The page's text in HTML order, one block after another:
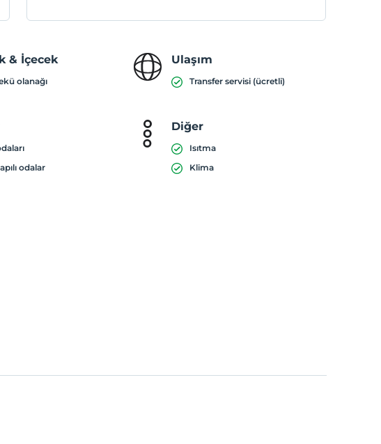
& İçecek
olanağı
Ulaşım
Transfer servisi (ücretli)
odalar
Diğer
Isıtma
Klima